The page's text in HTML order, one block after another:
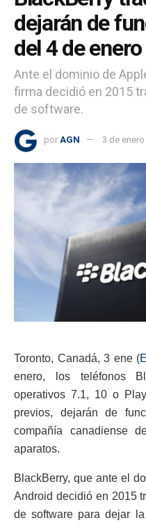
dejarán de
del 4 de enero
Ante el dominio de
firma decidió en 2015
de software.
por AGN 3 de
Toronto, Canadá, 3 ene (
enero, los teléfonos
operativos 7.1, 10 o
previos, dejarán de
compañía canadiense
aparatos.
BlackBerry, que ante el
Android decidió en 2015
de software para dejar